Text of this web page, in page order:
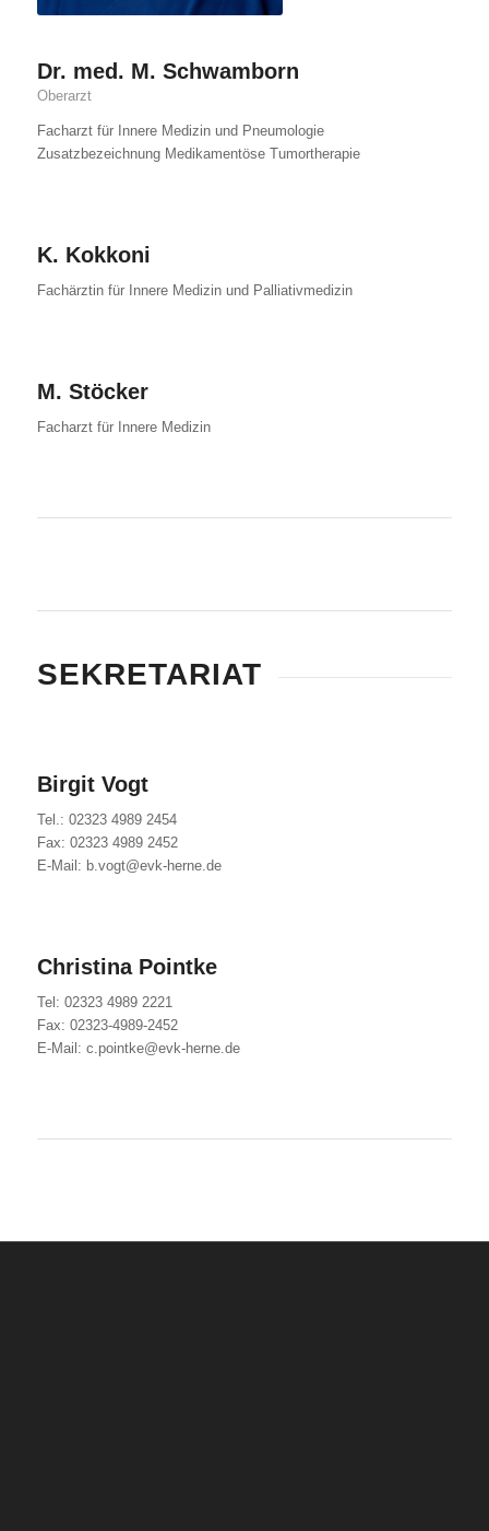
Dr. med. M. Schwamborn
Oberarzt
Facharzt für Innere Medizin und Pneumologie
Zusatzbezeichnung Medikamentöse Tumortherapie
K. Kokkoni
Fachärztin für Innere Medizin und Palliativmedizin
M. Stöcker
Facharzt für Innere Medizin
SEKRETARIAT
Birgit Vogt
Tel.: 02323 4989 2454
Fax: 02323 4989 2452
E-Mail: b.vogt@evk-herne.de
Christina Pointke
Tel: 02323 4989 2221
Fax: 02323-4989-2452
E-Mail: c.pointke@evk-herne.de